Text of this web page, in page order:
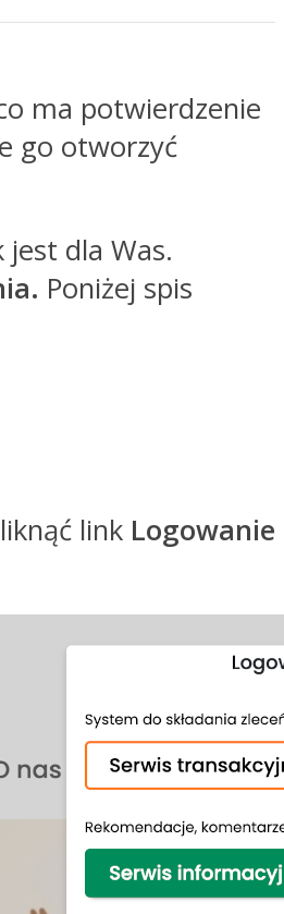
ma potwierdzenie
go otworzyć
jest dla Was.
Poniżej spis
link Logowanie